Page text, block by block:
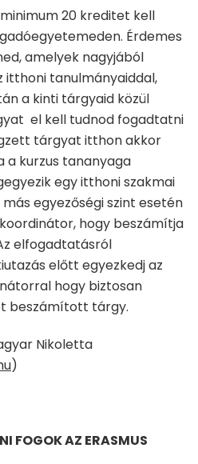
20 kreditet kell
Érdemes
amelyek nagyjából
itthoni tanulmányaiddal,
a kinti tárgyaid közül
el kell tudnod fogadtatni
tárgyat itthon akkor
a kurzus tananyaga
egy itthoni szakmai
egyezőségi szint esetén
hogy beszámítja
elfogadtatásról
előtt egyezkedj az
hogy biztosan
beszámított tárgy.
Nikoletta
)
FOGOK AZ ERASMUS